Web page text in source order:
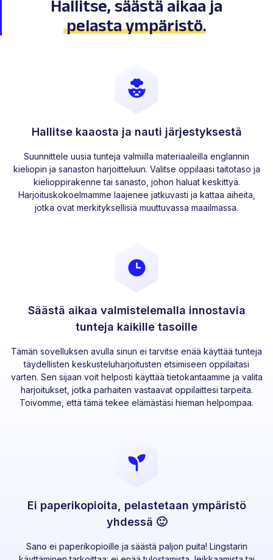
Hallitse, säästä aikaa ja
pelasta ympäristö.
Hallitse kaaosta ja nauti järjestyksestä
Suunnittele uusia tunteja valmiilla materiaaleilla englannin
kieliopin ja sanaston harjoitteluun. Valitse oppilaasi taitotaso ja
kielioppirakenne tai sanasto, johon haluat keskittyä.
Harjoituskokoelmamme laajenee jatkuvasti ja kattaa aiheita,
jotka ovat merkityksellisiä muuttuvassa maailmassa.
Säästä aikaa valmistelemalla innostavia
tunteja kaikille tasoille
Tämän sovelluksen avulla sinun ei tarvitse enää käyttää tunteja
täydellisten keskusteluharjoitusten etsimiseen oppilaitasi
varten. Sen sijaan voit helposti käyttää tietokantaamme ja valita
harjoitukset, jotka parhaiten vastaavat oppilaittesi tarpeita.
Toivomme, että tämä tekee elämästäsi hieman helpompaa.
Ei paperikopioita, pelastetaan ympäristö
yhdessä 🙂
Sano ei paperikopioille ja säästä paljon puita! Lingstarin